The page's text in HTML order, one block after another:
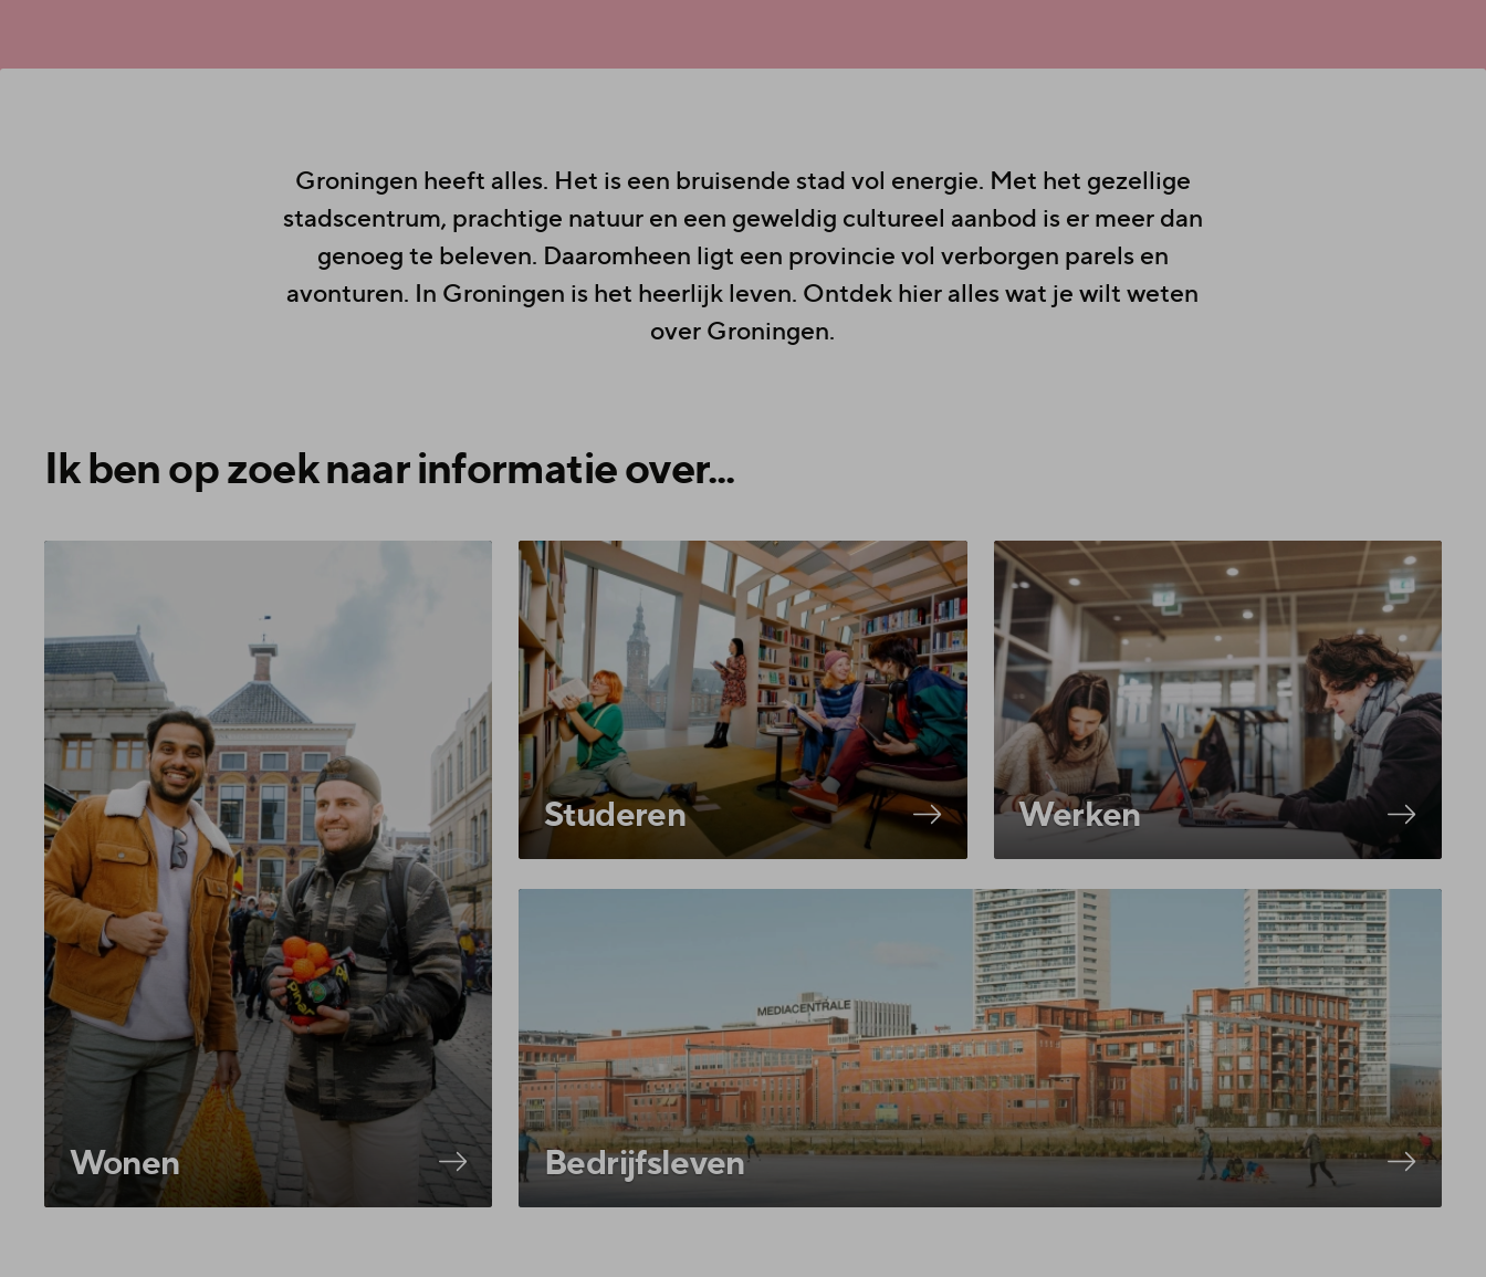
Groningen heeft alles. Het is een bruisende stad vol energie. Met het gezellige
stadscentrum, prachtige natuur en een geweldig cultureel aanbod is er meer dan
genoeg te beleven. Daaromheen ligt een provincie vol verborgen parels en
avonturen. In Groningen is het heerlijk leven. Ontdek hier alles wat je wilt weten
over Groningen.
Ik ben op zoek naar informatie over...
Wonen
Studeren Werken
Bedrijfsleven